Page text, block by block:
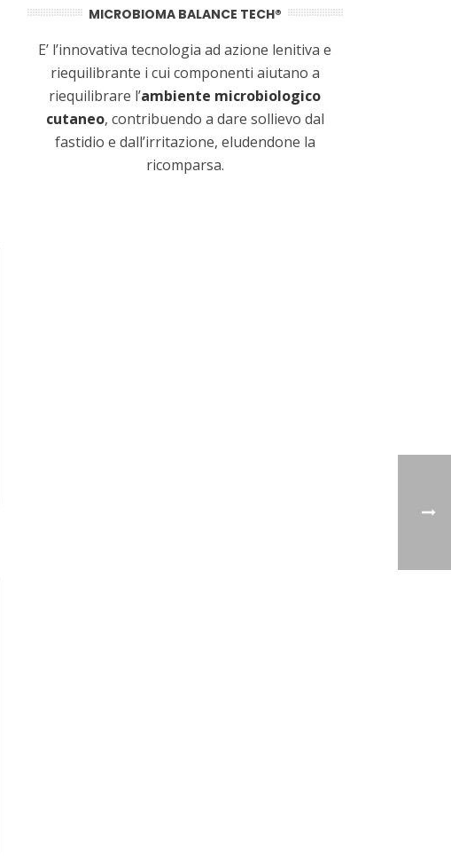
MICROBIOMA BALANCE TECH®
E’ l’innovativa tecnologia ad azione lenitiva e
riequilibrante i cui componenti aiutano a
riequilibrare l’ambiente microbiologico
cutaneo, contribuendo a dare sollievo dal
fastidio e dall’irritazione, eludendone la
ricomparsa.